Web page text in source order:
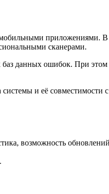
приложениями.
сканерами.
баз данных ошибок. При
и её совместимости
возможность